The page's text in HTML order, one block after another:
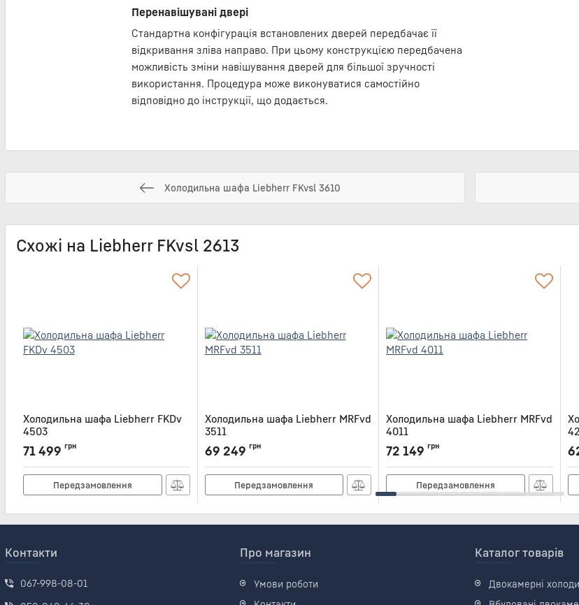
Перенавішувані двері
Стандартна конфігурація встановлених дверей передбачає її
відкривання зліва направо. При цьому конструкцією передбачена
можливість зміни навішування дверей для більшої зручності
використання. Процедура може виконуватися самостійно
відповідно до інструкції, що додається.
Холодильна шафа Liebherr FKvsl 3610
Схожі на Liebherr FKvsl 2613
Холодильна шафа Liebherr FKDv
4503
Артикул: FKDV4503
71 499 грн
Передзамовлення
Холодильна шафа Liebherr MRFvd
3511
Артикул: MRFVD3511
69 249 грн
Передзамовлення
Холодильна шафа Liebherr MRFvd
4011
Артикул: MRFVD4011
72 149 грн
Передзамовлення
Контакти
067-998-08-01
Про магазин
Умови роботи
Каталог товарів
Двокамерні